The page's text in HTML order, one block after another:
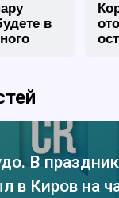
в
В
в Киров на